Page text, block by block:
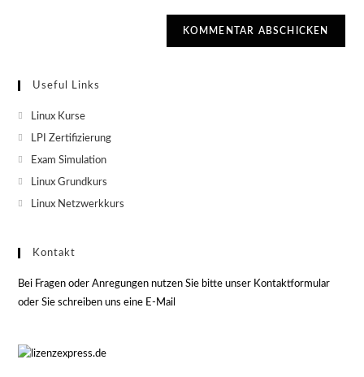
Useful Links
Linux Kurse
LPI Zertifizierung
Exam Simulation
Linux Grundkurs
Linux Netzwerkkurs
Kontakt
Bei Fragen oder Anregungen nutzen Sie bitte unser Kontaktformular
oder Sie schreiben uns eine E-Mail